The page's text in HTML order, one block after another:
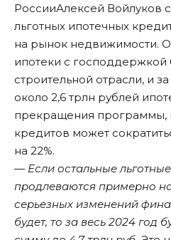
РоссииАлексей Войлуков
льготных ипотечных
на рынок недвижимости.
ипотеки с
строительной отрасли, и
около 2,6 трлн рублей
прекращения программы,
кредитов может
на 22%.
— Если остальные
продлеваются примерно
серьезных изменений
будет, то за весь 2024 год